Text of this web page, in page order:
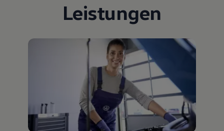
Bulli Magazin
Fahrzeugabholung ab Werk
Leistungen